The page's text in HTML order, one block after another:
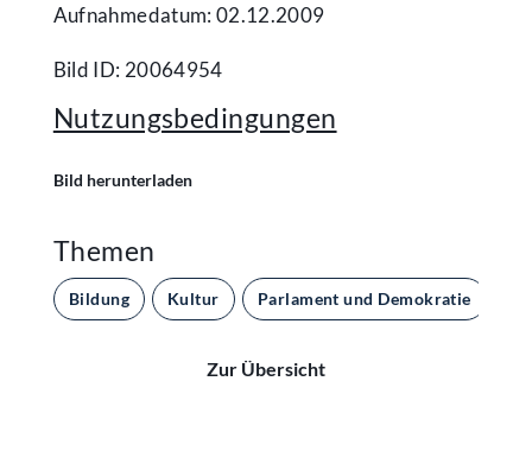
Aufnahmedatum: 02.12.2009
Bild ID: 20064954
Nutzungsbedingungen
Bild herunterladen
Themen
Bildung Kultur Parlament und Demokratie
Zur Übersicht